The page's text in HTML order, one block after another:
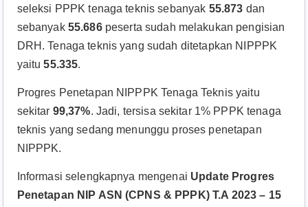
seleksi PPPK tenaga teknis sebanyak 55.873 dan
sebanyak 55.686 peserta sudah melakukan pengisian
DRH. Tenaga teknis yang sudah ditetapkan NIPPPK
yaitu55.335.
Progres Penetapan NIPPPK Tenaga Teknis yaitu
sekitar 99,37%. Jadi, tersisa sekitar 1% PPPK tenaga
teknis yang sedang menunggu proses penetapan
NIPPPK.
Informasi selengkapnya mengenai Update Progres
Penetapan NIP ASN (CPNS & PPPK) T.A 2023 – 15